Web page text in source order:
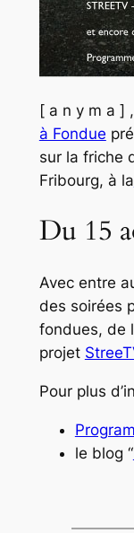
[ a n y m a ]
à Fondue
sur la friche
Fribourg, à la
Du 15
Avec entre
des soirées
fondues, de
projet
Pour plus
le blog “